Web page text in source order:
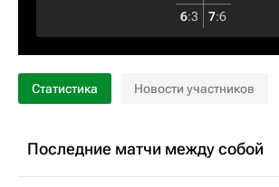
6:3 7:6
Статистика Новости участников
Последние матчи между собой